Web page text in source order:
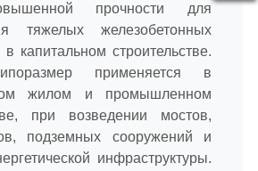
прочности для
тяжелых железобетонных
в капитальном строительстве.
применяется в
жилом и промышленном
при возведении мостов,
подземных сооружений и
инфраструктуры.